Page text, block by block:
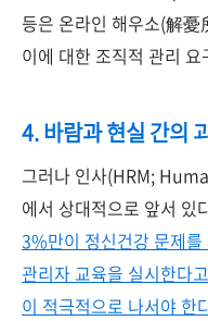
등은 온라인 해우소(解憂
이에 대한 조직적 관리
4.바람과현실간의
그러나 인사(HRM;
에서 상대적으로 앞서 있
3%만이 정신건강 문제
관리자 교육을 실시한다
이 적극적으로 나서야